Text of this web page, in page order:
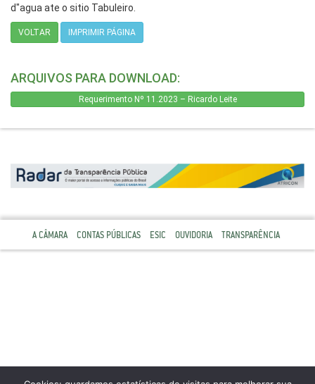
d"agua ate o sitio Tabuleiro.
VOLTAR IMPRIMIR PÁGINA
ARQUIVOS PARA DOWNLOAD:
Requerimento Nº 11.2023 – Ricardo Leite
A CÂMARA CONTAS PÚBLICAS ESIC OUVIDORIA TRANSPARÊNCIA